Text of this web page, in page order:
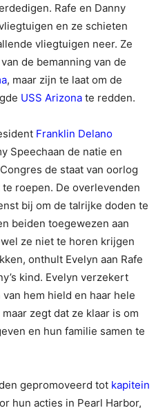
Rafe en Danny
en ze schieten
vliegtuigen neer. Ze
de bemanning van de
, maar zijn te laat om de
USS Arizona te redden.
Franklin Delano
Speechaan de natie en
de staat van oorlog
roepen. De overlevenden
bij om de talrijke doden te
beiden toegewezen aan
ze niet te horen krijgen
onthult Evelyn aan Rafe
kind. Evelyn verzekert
hem hield en haar hele
zegt dat ze klaar is om
en hun familie samen te
gepromoveerd tot kapitein
hun acties in Pearl Harbor,